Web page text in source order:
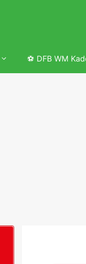
&
⚽ DFB WM